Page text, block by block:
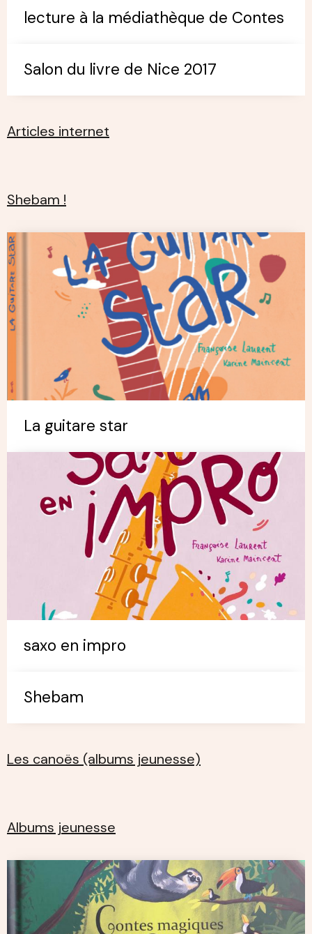
lecture à la médiathèque de Contes
Salon du livre de Nice 2017
Articles internet
Shebam !
La guitare star
saxo en impro
Shebam
Les canoës (albums jeunesse)
Albums jeunesse